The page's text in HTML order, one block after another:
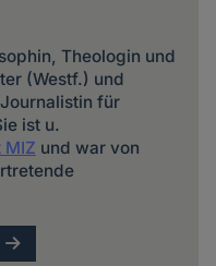
Theologin und
(Westf.) und
für
ist u.
MIZ und war von